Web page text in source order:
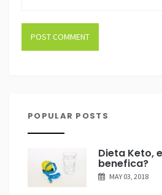
POPULAR POSTS
Dieta Keto,
benefica?
MAY 03, 2018